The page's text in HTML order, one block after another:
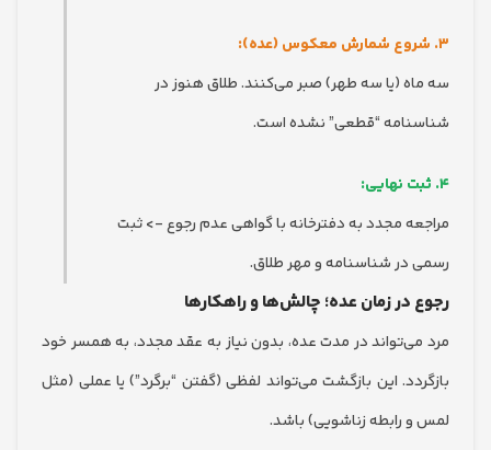
(یا سه طهر) صبر می‌کنند. طلاق هنوز در
“قطعی” نشده است.
مجدد به دفترخانه با گواهی عدم رجوع -> ثبت
شناسنامه و مهر طلاق.
زمان عده؛ چالش‌ها و راهکارها
در مدت عده، بدون نیاز به عقد مجدد، به همسر خود
این بازگشت می‌تواند لفظی (گفتن “برگرد”) یا عملی (مثل
رابطه زناشویی) باشد.